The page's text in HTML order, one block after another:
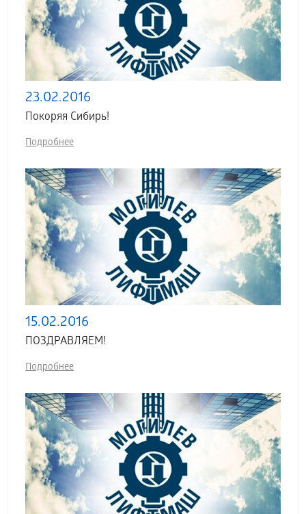
23.02.2016
Покоряя Сибирь!
Подробнее
15.02.2016
ПОЗДРАВЛЯЕМ!
Подробнее